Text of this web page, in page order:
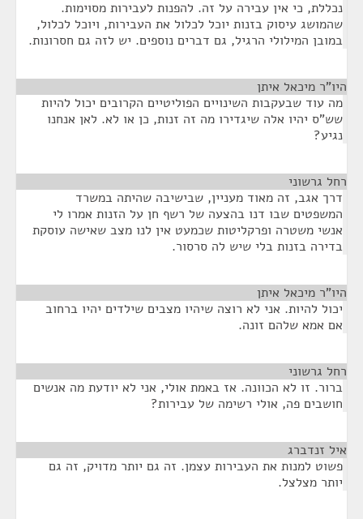
נכללת, כי אין עבירה על זה. להפנות לעבירות מסוימות.
שהמושג עיסוק בזנות יוכל לכלול את העבירות, ויוכל לכלול,
במובן המילולי הרגיל, גם דברים נוספים. יש לזה גם חסרונות.
היו"ר מיכאל איתן
מה עוד שבעקבות השינויים הפוליטיים הקרובים יכול להיות
שש"ס יהיו אלה שיגדירו מה זה זנות, כן או לא. לאן אנחנו
נגיע?
רחל גרשוני
דרך אגב, זה מאוד מעניין, שבישיבה שהיתה במשרד
המשפטים שבו דנו בהצעה של רשף חן על הזנות אמרו לי
אנשי משטרה ופרקליטות שכמעט אין לנו מצב שאישה עוסקת
בדירה בזנות בלי שיש לה סרסור.
היו"ר מיכאל איתן
יכול להיות. אני לא רוצה שיהיו מצבים שילדים יהיו ברחוב
אם אמא שלהם זונה.
רחל גרשוני
ברור. זו לא הכוונה. אז באמת אולי, אני לא יודעת מה אנשים
חושבים פה, אולי רשימה של עבירות?
איל זנדברג
פשוט למנות את העבירות עצמן. זה גם יותר מדויק, זה גם
יותר מצלצל.